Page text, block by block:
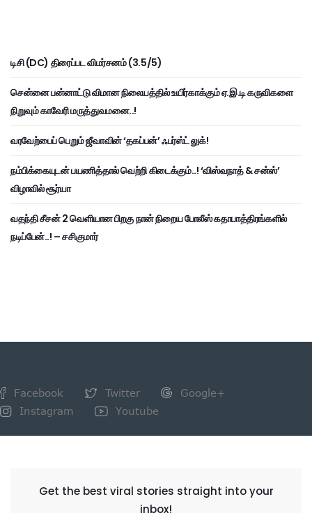
டிசி (DC) திரைப்பட விமர்சனம் (3.5/5)
சென்னை பன்னாட்டு விமான நிலையத்தில் உயிர்காக்கும் ஏ.இ.டி கருவிகளை
நிறுவும் காவேரி மருத்துவமனை..!
வரவேற்பைப் பெறும் ஜீவாவின் ‘தகப்பன்’ ஃபர்ஸ்ட் லுக்!
நம்பிக்கையுடன் பயணித்தால் வெற்றி கிடைக்கும்..! ‘விஸ்வநாத் & சன்ஸ்’
விழாவில் சூர்யா
வதந்தி சீசன் 2 வெளியான பிறகு நான் நிறைய போலீஸ் கதாபாத்திரங்களில்
நடிப்பேன்..! – சசிகுமார்
Facebook Twitter
Google+
Instagram
Youtube
Get the best viral stories straight into your
inbox!